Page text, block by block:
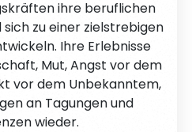
ihre beruflichen
zu einer zielstrebigen
Ihre Erlebnisse
Mut, Angst vor dem
vor dem Unbekanntem,
an Tagungen und
wieder.